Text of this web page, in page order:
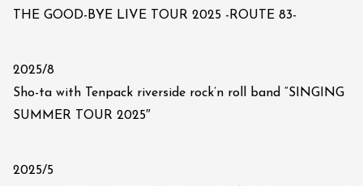
THE GOOD-BYE LIVE TOUR 2025 -ROUTE 83-
2025/8
Sho-ta with Tenpack riverside rock’n roll band “SINGING
SUMMER TOUR 2025″
2025/5